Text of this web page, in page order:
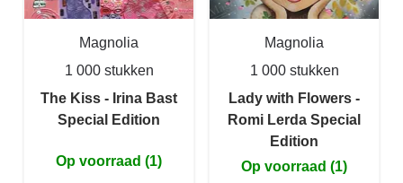
Magnolia
1 000 stukken
The Kiss - Irina Bast
Special Edition
Op voorraad (1)
Magnolia
1 000 stukken
Lady with Flowers -
Romi Lerda Special
Edition
Op voorraad (1)